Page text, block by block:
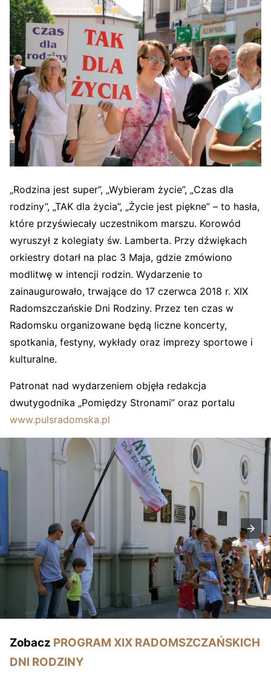
„Rodzina jest super”, „Wybieram życie”, „Czas dla
rodziny”, „TAK dla życia”, „Życie jest piękne” – to hasła,
które przyświecały uczestnikom marszu. Korowód
wyruszył z kolegiaty św. Lamberta. Przy dźwiękach
orkiestry dotarł na plac 3 Maja, gdzie zmówiono
modlitwę w intencji rodzin. Wydarzenie to
zainaugurowało, trwające do 17 czerwca 2018 r. XIX
Radomszczańskie Dni Rodziny. Przez ten czas w
Radomsku organizowane będą liczne koncerty,
spotkania, festyny, wykłady oraz imprezy sportowe i
kulturalne.
Patronat nad wydarzeniem objęła redakcja
dwutygodnika „Pomiędzy Stronami” oraz portalu
www.pulsradomska.pl
Zobacz PROGRAM XIX RADOMSZCZAŃSKICH
DNI RODZINY